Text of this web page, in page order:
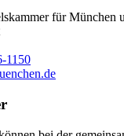
für München
1150